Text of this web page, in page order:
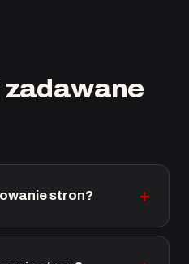
stron?